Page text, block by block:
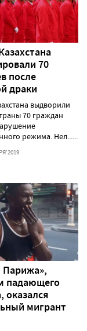
70
после
драки
выдворили
70 граждан
режима. Нел......
Парижа»,
падающего
оказался
мигрант